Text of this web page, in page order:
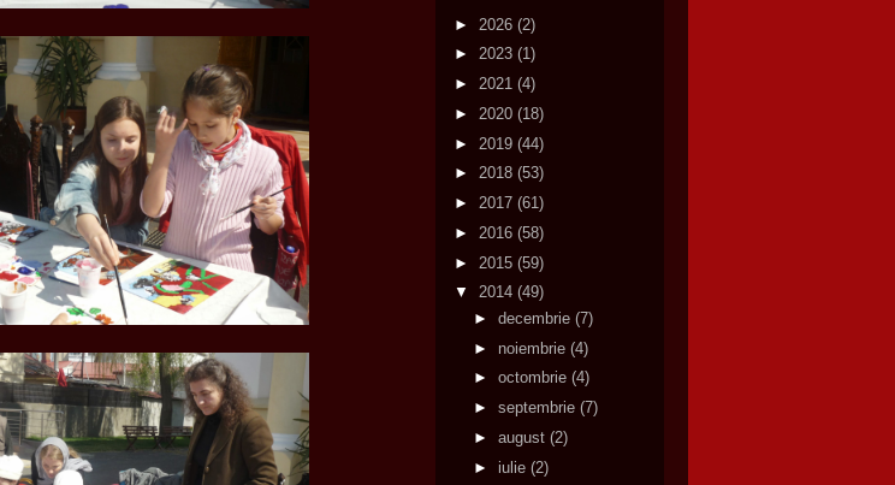
► 2026 (2)
► 2023 (1)
► 2021 (4)
► 2020 (18)
► 2019 (44)
► 2018 (53)
► 2017 (61)
► 2016 (58)
► 2015 (59)
▼ 2014 (49)
► decembrie (7)
► noiembrie (4)
► octombrie (4)
► septembrie (7)
► august (2)
► iulie (2)